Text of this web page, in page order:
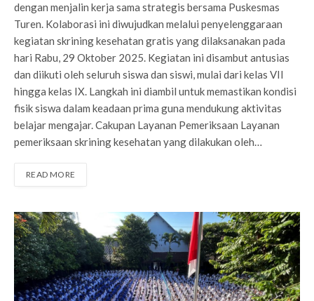
dengan menjalin kerja sama strategis bersama Puskesmas
Turen. Kolaborasi ini diwujudkan melalui penyelenggaraan
kegiatan skrining kesehatan gratis yang dilaksanakan pada
hari Rabu, 29 Oktober 2025. Kegiatan ini disambut antusias
dan diikuti oleh seluruh siswa dan siswi, mulai dari kelas VII
hingga kelas IX. Langkah ini diambil untuk memastikan kondisi
fisik siswa dalam keadaan prima guna mendukung aktivitas
belajar mengajar. Cakupan Layanan Pemeriksaan Layanan
pemeriksaan skrining kesehatan yang dilakukan oleh…
READ MORE